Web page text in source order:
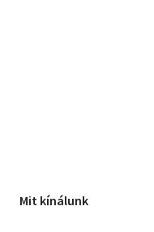
Mit kínálunk